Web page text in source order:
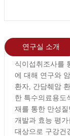
연구실 소개
식이섭취조사를
에 대해 연구와
환자, 간담췌암
한 특수의료용도
재를 통한 만성
개발과 효능 평
대상으로 구강건